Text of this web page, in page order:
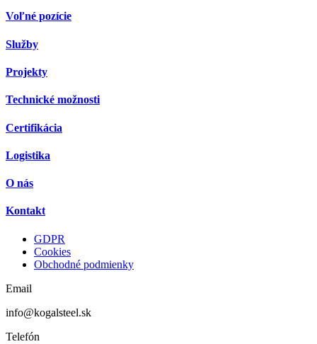
Voľné pozície
Služby
Projekty
Technické možnosti
Certifikácia
Logistika
O nás
Kontakt
GDPR
Cookies
Obchodné podmienky
Email
info@kogalsteel.sk
Telefón